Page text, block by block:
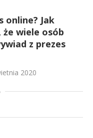
online? Jak
że wiele osób
z prezes
2020